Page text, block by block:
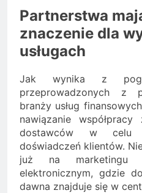
Partnerstwa
znaczenie dla
usługach
Jak wynika z
przeprowadzonych z
branży usług
nawiązanie
dostawców w celu
doświadczeń klientów.
już na marketingu
elektronicznym, gdzie
dawna znajduje się w